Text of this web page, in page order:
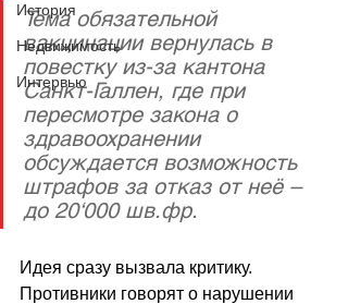
История
Недвижимость
Интервью
Тема обязательной
вакцинации вернулась в
повестку из-за кантона
Санкт-Галлен, где при
пересмотре закона о
здравоохранении
обсуждается возможность
штрафов за отказ от неё –
до 20‘000 шв.фр.
Идея сразу вызвала критику.
Противники говорят о нарушении